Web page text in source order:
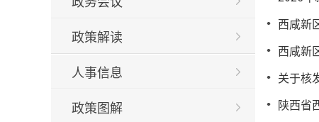
政策解读
人事信息
政策图解
西咸新
西咸新
关于核
陕西省